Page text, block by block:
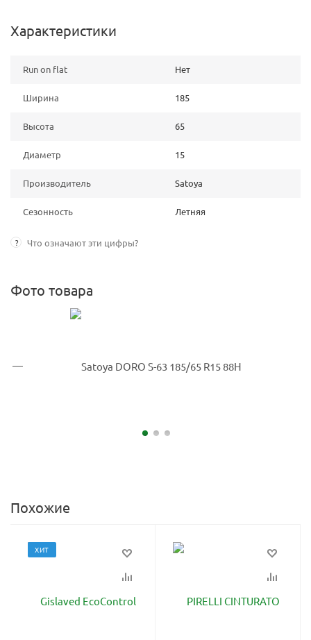
Характеристики
Run on flat Нет
Ширина 185
Высота 65
Диаметр 15
Производитель Satoya
Сезонность Летняя
? Что означают эти цифры?
Фото товара
Похожие
ХИТ